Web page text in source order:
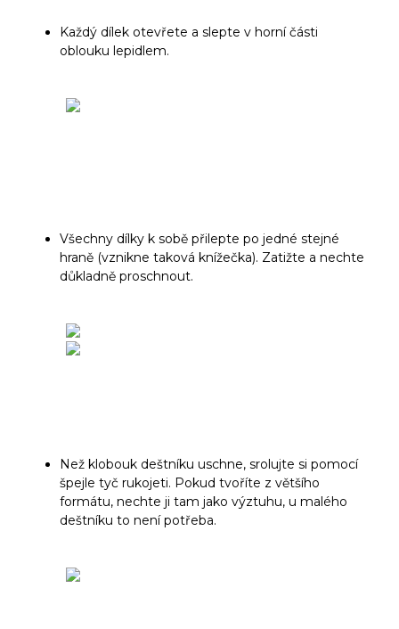
Každý dílek otevřete a slepte v horní části
oblouku lepidlem.
Všechny dílky k sobě přilepte po jedné stejné
hraně (vznikne taková knížečka). Zatižte a nechte
důkladně proschnout.
Než klobouk deštníku uschne, srolujte si pomocí
špejle tyč rukojeti. Pokud tvoříte z většího
formátu, nechte ji tam jako výztuhu, u malého
deštníku to není potřeba.